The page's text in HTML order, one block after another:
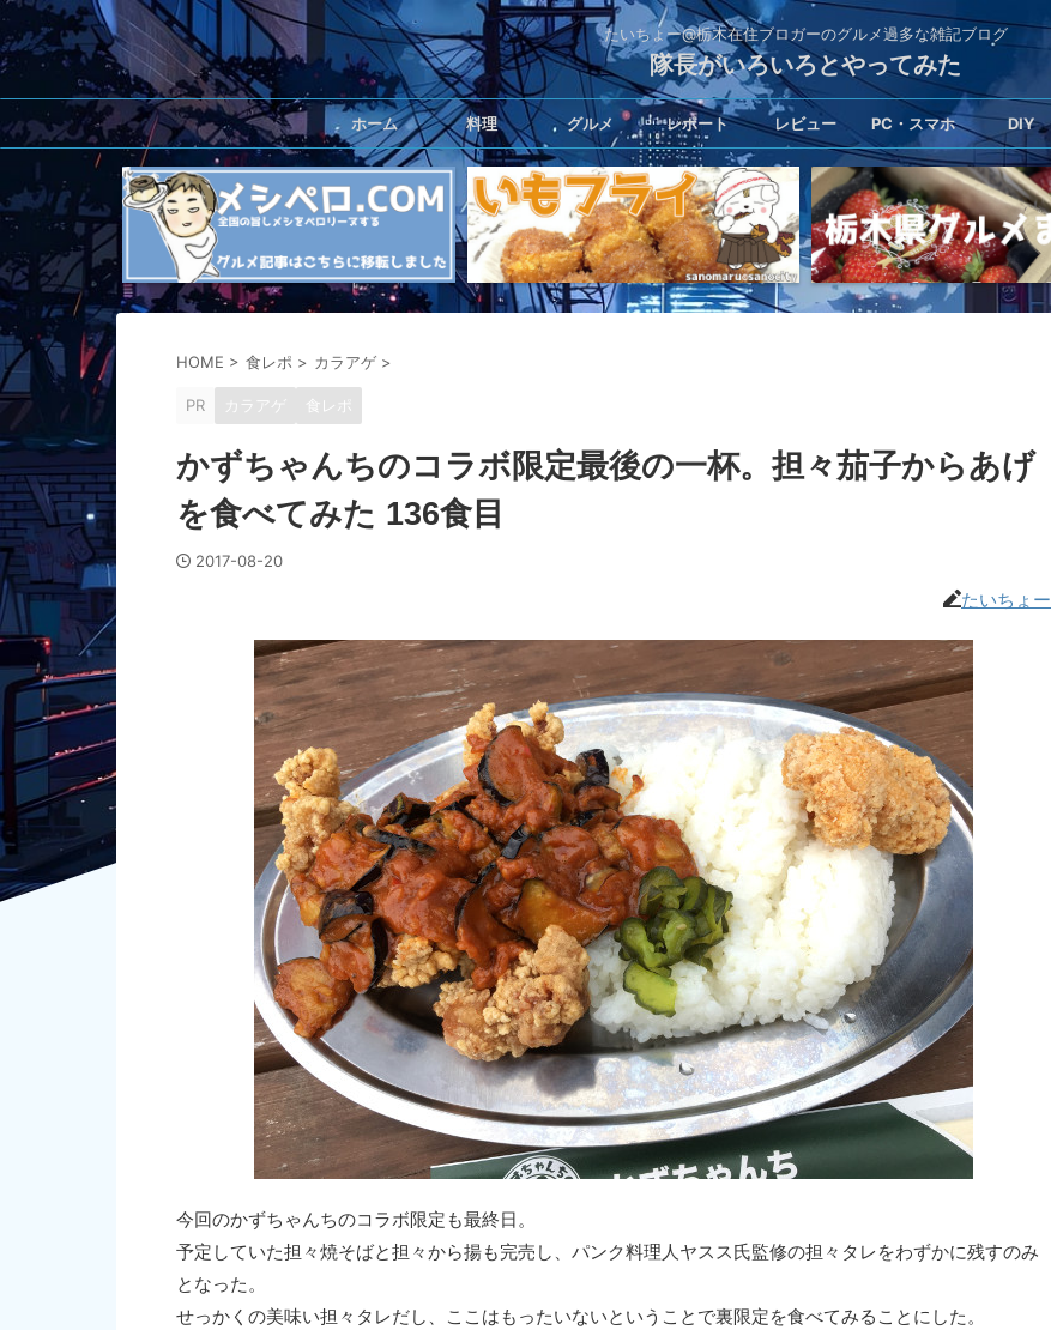
たいちょー@栃木在住ブロガーのグルメ過多な雑記ブログ
隊長がいろいろとやってみた
ホーム 料理 グルメ レポート レビュー PC・スマホ DIY
HOME > 食レポ > カラアゲ >
PR カラアゲ 食レポ
かずちゃんちのコラボ限定最後の一杯。担々茄子からあげ
を食べてみた 136食目
2017-08-20
たいちょー
今回のかずちゃんちのコラボ限定も最終日。
予定していた担々焼そばと担々から揚も完売し、パンク料理人ヤスス氏監修の担々タレをわずかに残すのみ
となった。
せっかくの美味い担々タレだし、ここはもったいないということで裏限定を食べてみることにした。